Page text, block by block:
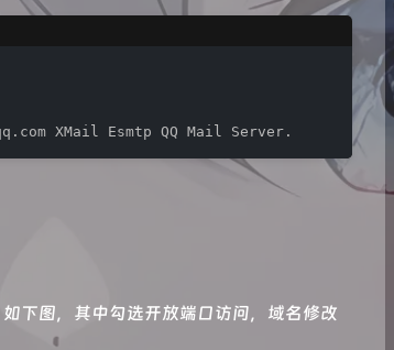
XMail Esmtp QQ Mail Server.
下图，其中勾选开放端口访问，域名修改